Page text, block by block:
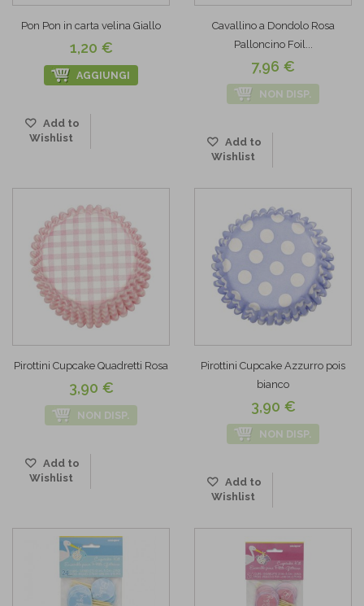
Pon Pon in carta velina Giallo
1,20 €
AGGIUNGI
Add to
Wishlist
Cavallino a Dondolo Rosa
Palloncino Foil...
7,96 €
NON DISP.
Add to
Wishlist
Pirottini Cupcake Quadretti Rosa
3,90 €
NON DISP.
Add to
Wishlist
Pirottini Cupcake Azzurro pois
bianco
3,90 €
NON DISP.
Add to
Wishlist